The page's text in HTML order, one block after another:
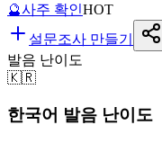
🔮사주 확인HOT
설문조사 만들기
발음 난이도
🇰🇷
한국어 발음 난이도